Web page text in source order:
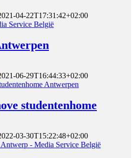
04-22T17:31:42+02:00
06-29T16:44:33+02:00
studentenhome
03-30T15:22:48+02:00